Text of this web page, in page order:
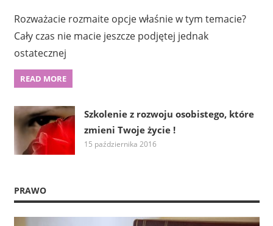
Rozważacie rozmaite opcje właśnie w tym temacie?
Cały czas nie macie jeszcze podjętej jednak
ostatecznej
READ MORE
Szkolenie z rozwoju osobistego, które
zmieni Twoje życie !
15 października 2016
PRAWO